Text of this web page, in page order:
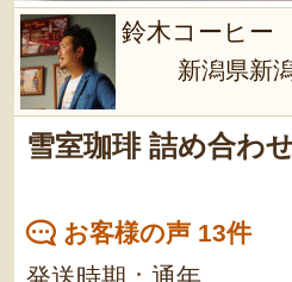
鈴木コーヒー
新潟県新
雪室珈琲 詰め合わ
お客様の声 13件
発送時期：通年